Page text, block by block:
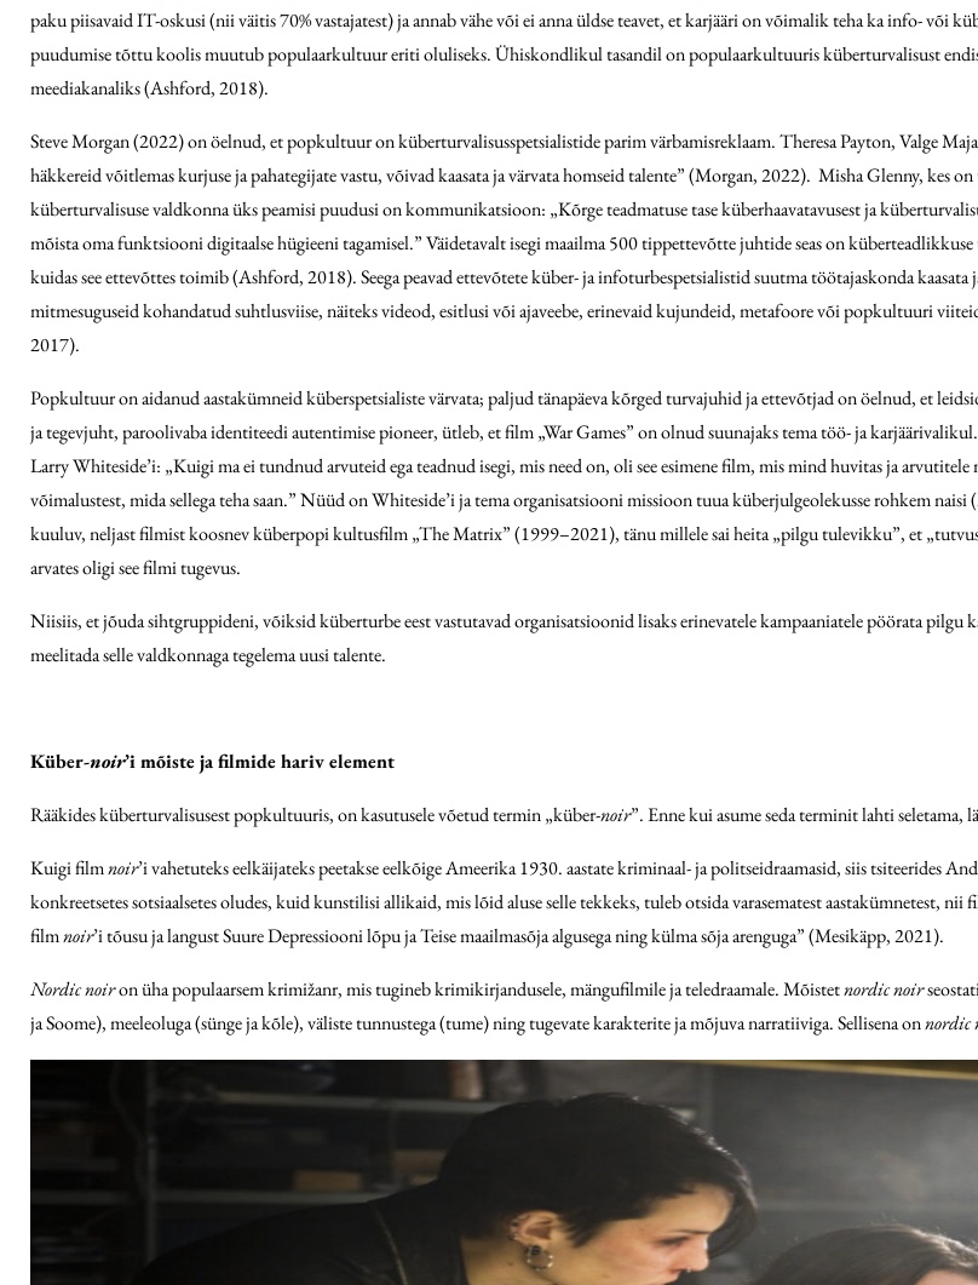
paku piisavaid IT-oskusi (nii väitis 70% vastajatest) ja annab vähe või ei anna üldse teavet, et karjääri on võimalik teha ka info- või
puudumise tõttu koolis muutub populaarkultuur eriti oluliseks. Ühiskondlikul tasandil on populaarkultuuris küberturvalisust
meediakanaliks (Ashford, 2018).
Steve Morgan (2022) on öelnud, et popkultuur on küberturvalisus­spetsialistide parim värbamisreklaam. Theresa Payton, Valge
häkkereid võitlemas kurjuse ja pahategijate vastu, võivad kaasata ja värvata homseid talente” (Morgan, 2022). Misha Glenny, kes
küberturvalisuse valdkonna üks peamisi puudusi on kommunikatsioon: „Kõrge teadmatuse tase küberhaavatavusest ja
mõista oma funktsiooni digitaalse hügieeni tagamisel.” Väidetavalt isegi maailma 500 tippettevõtte juhtide seas on
kuidas see ettevõttes toimib (Ashford, 2018). Seega peavad ettevõtete küber- ja infoturbespetsialistid suutma töötajaskonda
mitmesuguseid kohandatud suhtlusviise, näiteks videod, esitlusi või ajaveebe, erinevaid kujundeid, metafoore või popkultuuri
2017).
Popkultuur on aidanud aastakümneid küberspetsialiste värvata; paljud tänapäeva kõrged turvajuhid ja ettevõtjad on öelnud, et
ja tegevjuht, paroolivaba identiteedi auten­timise pioneer, ütleb, et film „War Games” on olnud suunajaks tema töö- ja
Larry Whiteside’i: „Kuigi ma ei tundnud arvuteid ega teadnud isegi, mis need on, oli see esimene film, mis mind huvitas ja
võimalustest, mida sellega teha saan.” Nüüd on Whiteside’i ja tema organisatsiooni missioon tuua küberjulgeolekusse rohkem
kuuluv, neljast filmist koosnev küberpopi kultusfilm „The Matrix” (1999–2021), tänu millele sai heita „pilgu tulevikku”, et
arvates oligi see filmi tugevus.
Niisiis, et jõuda sihtgruppideni, võiksid küberturbe eest vastutavad organisatsioonid lisaks erinevatele kampaaniatele pöörata
meelitada selle valdkonnaga tegelema uusi talente.
Küber-noir’i mõiste ja filmide hariv element
Rääkides küberturvalisusest popkultuuris, on kasutusele võetud termin „küber-noir”. Enne kui asume seda terminit lahti
Kuigi filmnoir’i vahetuteks eelkäijateks peetakse eelkõige Ameerika 1930. aastate kriminaal- ja politsei­draamasid, siis tsiteerides
konkreetsetes sotsiaalsetes oludes, kuid kunstilisi allikaid, mis lõid aluse selle tekkeks, tuleb otsida varasematest aastakümnetest,
filmnoir’i tõusu ja langust Suure Depressiooni lõpu ja Teise maailmasõja algusega ning külma sõja arenguga” (Mesikäpp, 2021).
Nordic noiron üha populaarsem krimižanr, mis tugineb krimikirjandusele, mängufilmile ja teledraamale. Mõistetnordic noir
ja Soome), meeleoluga (sünge ja kõle), väliste tunnustega (tume) ning tugevate karakterite ja mõjuva narratiiviga. Sellisena onnordic